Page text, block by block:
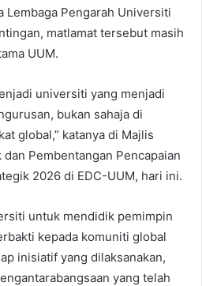
Lembaga Pengarah Universiti
matlamat tersebut masih
UUM.
universiti yang menjadi
bukan sahaja di
global,” katanya di Majlis
Pembentangan Pencapaian
2026 di EDC-UUM, hari ini.
untuk mendidik pemimpin
kepada komuniti global
inisiatif yang dilaksanakan,
yang telah